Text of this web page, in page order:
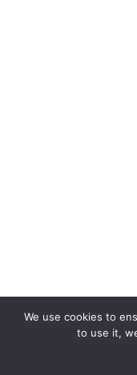
We use cookies to
to use it,